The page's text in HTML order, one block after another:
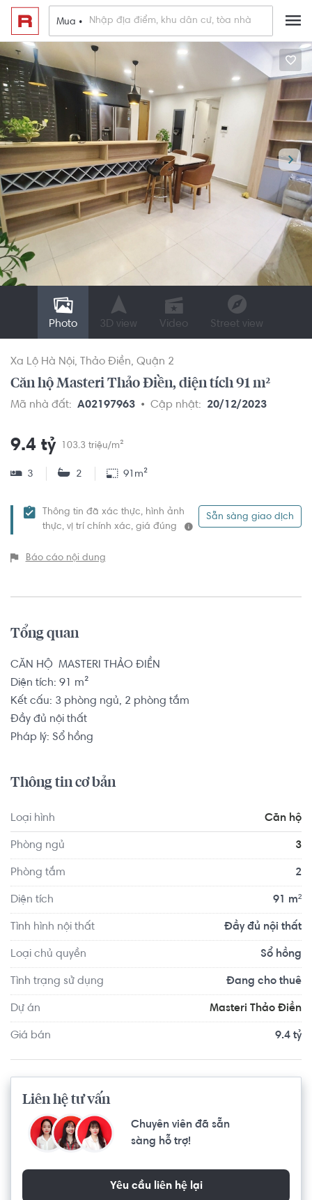
Mua •
Photo 3D view Video Street view
Xa Lộ Hà Nội Thảo Điền Quận 2
Căn hộ Masteri Thảo Điền, diện tích 91 m²
Mã nhà đất: A02197963 Cập nhật: 20/12/2023
9.4 tỷ 103.3 triệu/m²
3 2 91m²
Thông tin đã xác thực, hình ảnh
thực, vị trí chính xác, giá đúng
Sẵn sàng giao dịch
Báo cáo nội dung
Tổng quan
CĂN HỘ  MASTERI THẢO ĐIỀN
Diện tích: 91 m²
Kết cấu: 3 phòng ngủ, 2 phòng tắm
Đầy đủ nội thất
Pháp lý: Sổ hồng
Thông tin cơ bản
Loại hình Căn hộ
Phòng ngủ 3
Phòng tắm 2
Diện tích 91 m²
Tình hình nội thất Đầy đủ nội thất
Loại chủ quyền Sổ hồng
Tình trạng sử dụng Đang cho thuê
Dự án Masteri Thảo Điền
Giá bán 9.4 tỷ
Liên hệ tư vấn
Chuyên viên đã sẵn
sàng hỗ trợ!
Yêu cầu liên hệ lại